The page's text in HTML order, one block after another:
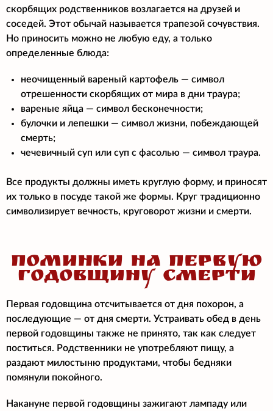
скорбящих родственников возлагается на друзей и
соседей. Этот обычай называется трапезой сочувствия.
Но приносить можно не любую еду, а только
определенные блюда:
неочищенный вареный картофель — символ
отрешенности скорбящих от мира в дни траура;
вареные яйца — символ бесконечности;
булочки и лепешки — символ жизни, побеждающей
смерть;
чечевичный суп или суп с фасолью — символ траура.
Все продукты должны иметь круглую форму, и приносят
их только в посуде такой же формы. Круг традиционно
символизирует вечность, круговорот жизни и смерти.
ПОМИНКИ НА ПЕРВУЮ
ГОДОВЩИНУ СМЕРТИ
Первая годовщина отсчитывается от дня похорон, а
последующие — от дня смерти. Устраивать обед в день
первой годовщины также не принято, так как следует
поститься. Родственники не употребляют пищу, а
раздают милостыню продуктами, чтобы бедняки
помянули покойного.
Накануне первой годовщины зажигают лампаду или